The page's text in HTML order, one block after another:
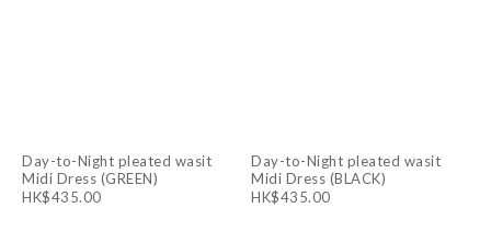
Day-to-Night pleated wasit
Midi Dress (GREEN)
HK$435.00
Day-to-Night pleated wasit
Midi Dress (BLACK)
HK$435.00